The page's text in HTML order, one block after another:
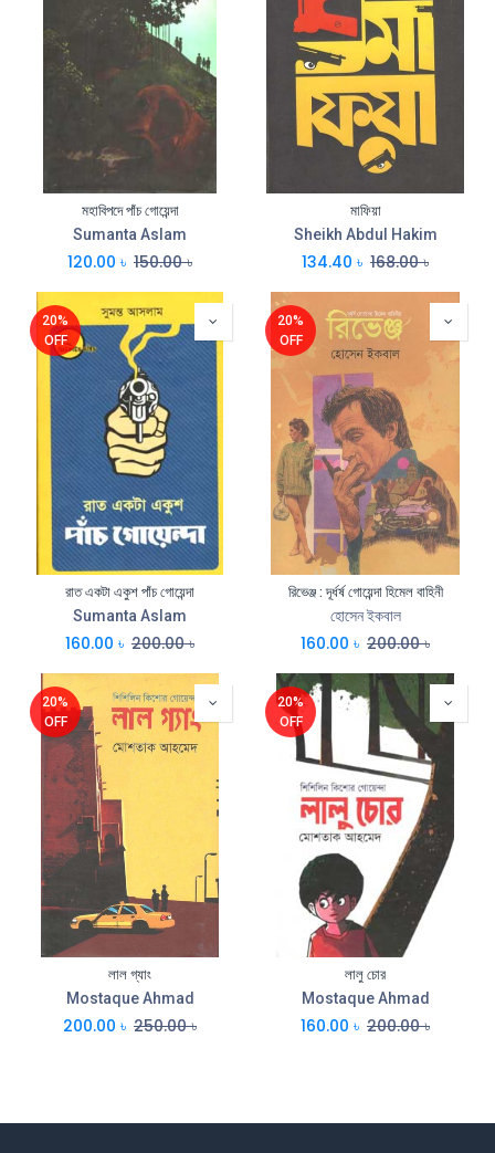
মহাবিপদে পাঁচ গোয়েন্দা
Sumanta Aslam
120.00 ৳ 150.00৳
মাফিয়া
Sheikh Abdul Hakim
134.40 ৳ 168.00৳
20%
OFF
রাত একটা একুশ পাঁচ গোয়েন্দা
Sumanta Aslam
160.00 ৳ 200.00৳
20%
OFF
রিভেঞ্জ : দূর্ধর্ষ গোয়েন্দা হিমেল বাহিনী
হোসেন ইকবাল
160.00 ৳ 200.00৳
20%
OFF
লাল গ্যাং
Mostaque Ahmad
200.00 ৳ 250.00৳
20%
OFF
লালু চোর
Mostaque Ahmad
160.00 ৳ 200.00৳